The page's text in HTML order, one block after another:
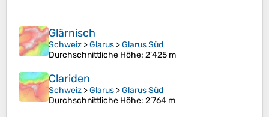
Glärnisch
Schweiz >Glarus >Glarus Süd
Durchschnittliche Höhe: 2’425 m
Clariden
Schweiz >Glarus >Glarus Süd
Durchschnittliche Höhe: 2’764 m